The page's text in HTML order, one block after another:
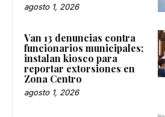
agosto 1, 2026
Van 13 denuncias contra
funcionarios municipales;
instalan kiosco para
reportar extorsiones en
Zona Centro
agosto 1, 2026